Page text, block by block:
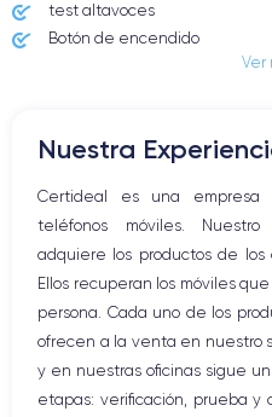
test altavoces
Botón de encendido
Altavoz
Botón Inicio
Bluetooth
WiFi
Red móvil
Vibración
Conector USB
Ver
Nuestra
Certideal es una empresa
teléfonos móviles.
adquiere los productos de
Ellos recuperan los móviles
persona. Cada uno de los
ofrecen a la venta en nuestro
y en nuestras oficinas sigue
etapas: verificación, prueba y